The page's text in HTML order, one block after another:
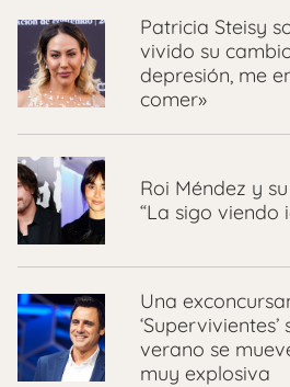
Patricia Steisy
vivido su
depresión, me
comer»
Roi Méndez y
“La sigo viendo
Una
‘Supervivientes’
verano se
muy explosiva